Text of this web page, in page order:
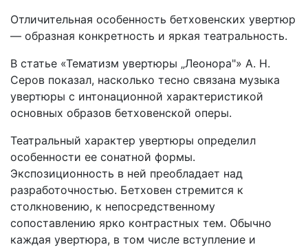
Отличительная особенность бетховенских увертюр
— образная конкретность и яркая театральность.
В статье «Тематизм увертюры „Леонора"» А. Н.
Серов показал, насколько тесно связана музыка
увертюры с интонационной харак­теристикой
основных образов бетховенской оперы.
Театральный характер увертюры определил
особенности ее сонатной формы.
Экспозиционность в ней преобладает над
разработочностью. Бетховен стремится к
столкновению, к непосредствен­ному
сопоставлению ярко контрастных тем. Обычно
каждая увер­тюра, в том числе вступление и